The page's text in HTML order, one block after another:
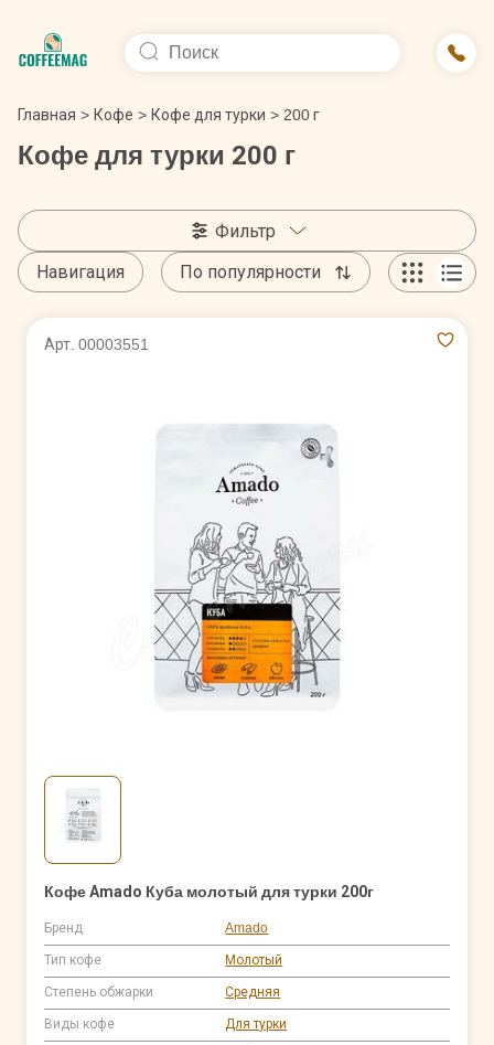
Главная > Кофе > Кофе для турки > 200 г
Кофе для турки 200 г
Фильтр
Навигация
По популярности
Арт. 00003551
Кофе Amado Куба молотый для турки 200г
Бренд Amado
Тип кофе Молотый
Степень обжарки Средняя
Виды кофе Для турки